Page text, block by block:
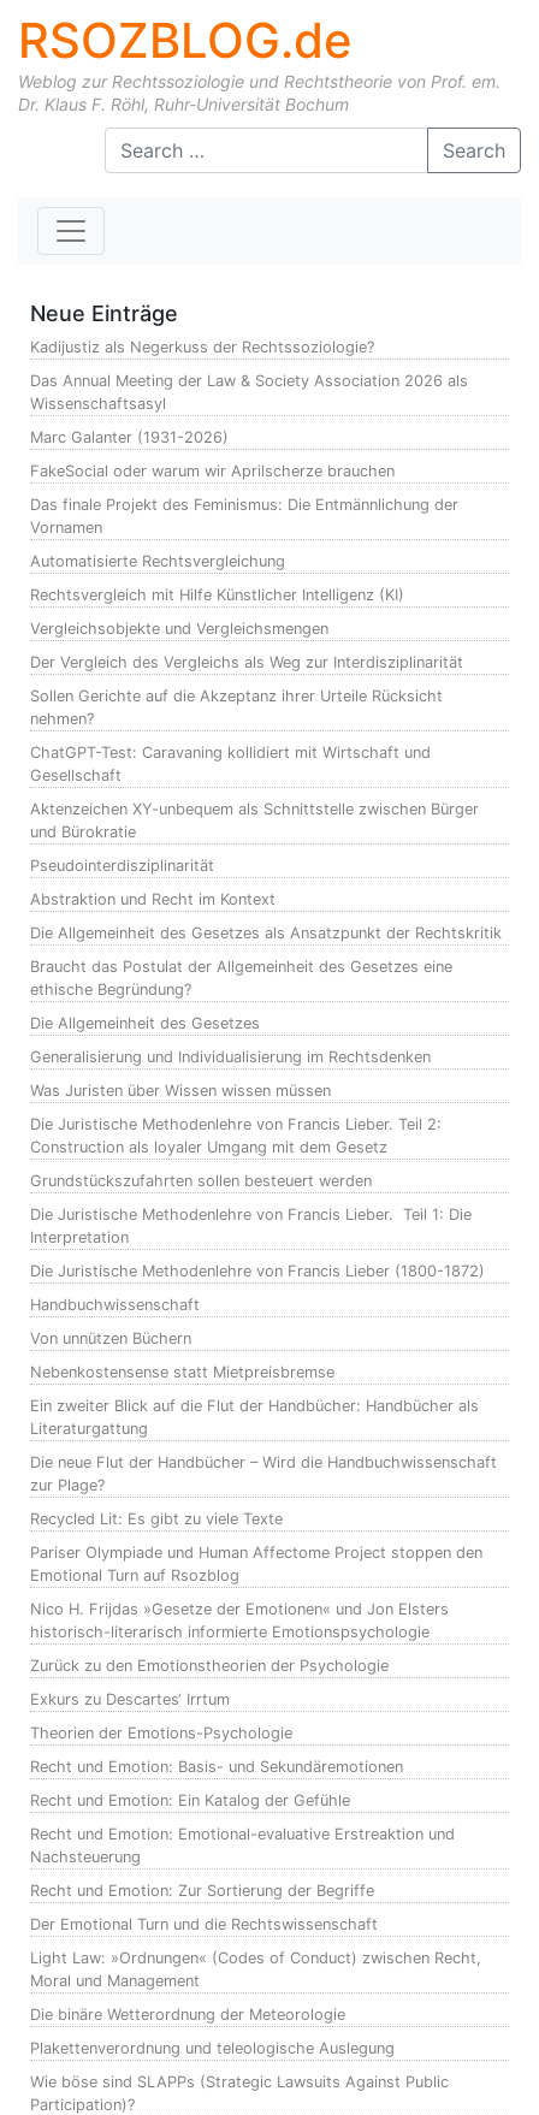
RSOZBLOG.de
Weblog zur Rechtssoziologie und Rechtstheorie von Prof. em.
Dr. Klaus F. Röhl, Ruhr-Universität Bochum
Skip to content Search
Neue Einträge
Kadijustiz als Negerkuss der Rechtssoziologie?
Das Annual Meeting der Law & Society Association 2026 als
Wissenschaftsasyl
Marc Galanter (1931-2026)
FakeSocial oder warum wir Aprilscherze brauchen
Das finale Projekt des Feminismus: Die Entmännlichung der
Vornamen
Automatisierte Rechtsvergleichung
Rechtsvergleich mit Hilfe Künstlicher Intelligenz (KI)
Vergleichsobjekte und Vergleichsmengen
Der Vergleich des Vergleichs als Weg zur Interdisziplinarität
Sollen Gerichte auf die Akzeptanz ihrer Urteile Rücksicht
nehmen?
ChatGPT-Test: Caravaning kollidiert mit Wirtschaft und
Gesellschaft
Aktenzeichen XY-unbequem als Schnittstelle zwischen Bürger
und Bürokratie
Pseudointerdisziplinarität
Abstraktion und Recht im Kontext
Die Allgemeinheit des Gesetzes als Ansatzpunkt der Rechtskritik
Braucht das Postulat der Allgemeinheit des Gesetzes eine
ethische Begründung?
Die Allgemeinheit des Gesetzes
Generalisierung und Individualisierung im Rechtsdenken
Was Juristen über Wissen wissen müssen
Die Juristische Methodenlehre von Francis Lieber. Teil 2:
Construction als loyaler Umgang mit dem Gesetz
Grundstückszufahrten sollen besteuert werden
Die Juristische Methodenlehre von Francis Lieber. Teil 1: Die
Interpretation
Die Juristische Methodenlehre von Francis Lieber (1800-1872)
Handbuchwissenschaft
Von unnützen Büchern
Nebenkostensense statt Mietpreisbremse
Ein zweiter Blick auf die Flut der Handbücher: Handbücher als
Literaturgattung
Die neue Flut der Handbücher – Wird die Handbuchwissenschaft
zur Plage?
Recycled Lit: Es gibt zu viele Texte
Pariser Olympiade und Human Affectome Project stoppen den
Emotional Turn auf Rsozblog
Nico H. Frijdas »Gesetze der Emotionen« und Jon Elsters
historisch-literarisch informierte Emotionspsychologie
Zurück zu den Emotionstheorien der Psychologie
Exkurs zu Descartes‘ Irrtum
Theorien der Emotions-Psychologie
Recht und Emotion: Basis- und Sekundäremotionen
Recht und Emotion: Ein Katalog der Gefühle
Recht und Emotion: Emotional-evaluative Erstreaktion und
Nachsteuerung
Recht und Emotion: Zur Sortierung der Begriffe
Der Emotional Turn und die Rechtswissenschaft
Light Law: »Ordnungen« (Codes of Conduct) zwischen Recht,
Moral und Management
Die binäre Wetterordnung der Meteorologie
Plakettenverordnung und teleologische Auslegung
Wie böse sind SLAPPs (Strategic Lawsuits Against Public
Participation)?